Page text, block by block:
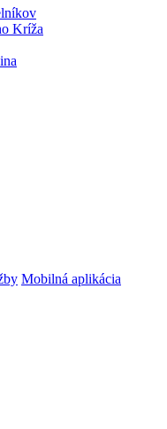
Kríža
Mobilná aplikácia